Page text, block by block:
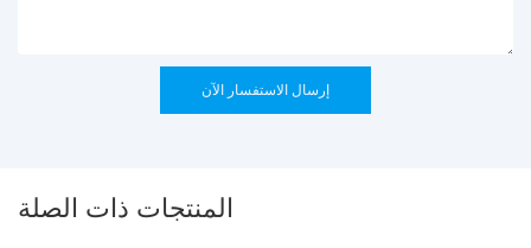
إرسال الاستفسار الآن
المنتجات ذات الصلة